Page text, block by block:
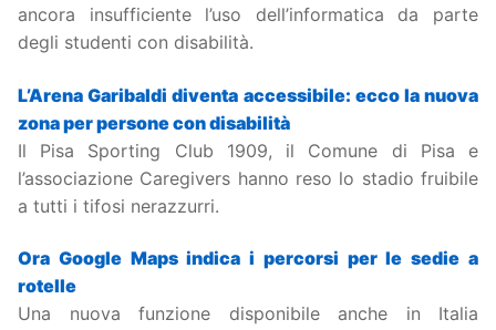
ancora insufficiente l’uso dell’informatica da parte
degli studenti con disabilità.
L’Arena Garibaldi diventa accessibile: ecco la nuova
zona per persone con disabilità
Il Pisa Sporting Club 1909, il Comune di Pisa e
l’associazione Caregivers hanno reso lo stadio fruibile
a tutti i tifosi nerazzurri.
Ora Google Maps indica i percorsi per le sedie a
rotelle
Una nuova funzione disponibile anche in Italia